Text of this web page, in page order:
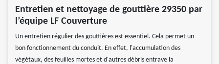
Entretien et nettoyage de gouttière 29350 par
l’équipe LF Couverture
Un entretien régulier des gouttières est essentiel. Cela permet un
bon fonctionnement du conduit. En effet, l'accumulation des
végétaux, des feuilles mortes et d'autres débris entrave la